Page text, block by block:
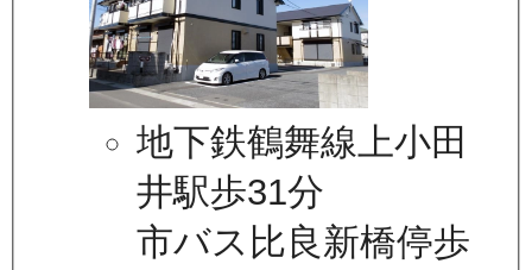
地下鉄鶴舞線上小田
井駅歩31分
市バス比良新橋停歩